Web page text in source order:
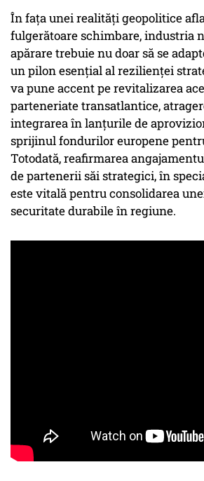
În fața unei realități geopolitice
fulgerătoare schimbare, industria
apărare trebuie nu doar să se
un pilon esențial al rezilienței
va pune accent pe revitalizarea
parteneriate transatlantice,
integrarea în lanțurile de
sprijinul fondurilor europene
Totodată, reafirmarea
de partenerii săi strategici, în
este vitală pentru consolidarea
securitate durabile în regiune.